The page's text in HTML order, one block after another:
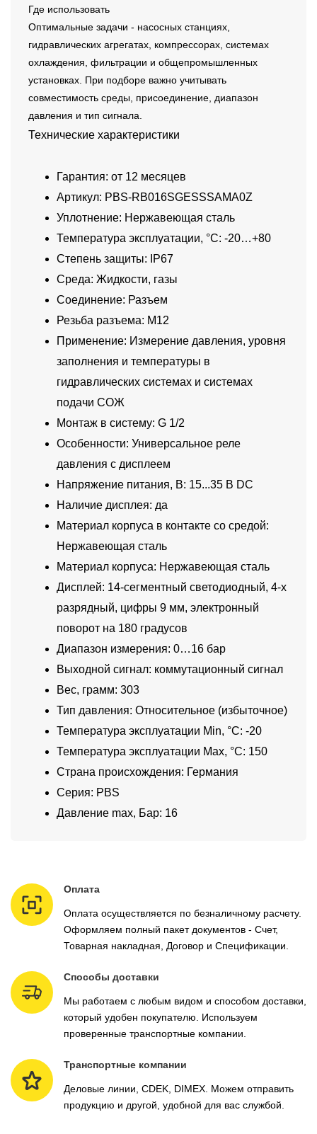
Где использовать
Оптимальные задачи - насосных станциях,
гидравлических агрегатах, компрессорах, системах
охлаждения, фильтрации и общепромышленных
установках. При подборе важно учитывать
совместимость среды, присоединение, диапазон
давления и тип сигнала.
Технические характеристики
Гарантия: от 12 месяцев
Артикул: PBS-RB016SGESSSAMA0Z
Уплотнение: Нержавеющая сталь
Температура эксплуатации, °C: -20…+80
Степень защиты: IP67
Среда: Жидкости, газы
Соединение: Разъем
Резьба разъема: M12
Применение: Измерение давления, уровня
заполнения и температуры в
гидравлических системах и системах
подачи СОЖ
Монтаж в систему: G 1/2
Особенности: Универсальное реле
давления с дисплеем
Напряжение питания, В: 15...35 В DC
Наличие дисплея: да
Материал корпуса в контакте со средой:
Нержавеющая сталь
Материал корпуса: Нержавеющая сталь
Дисплей: 14-сегментный светодиодный, 4-х
разрядный, цифры 9 мм, электронный
поворот на 180 градусов
Диапазон измерения: 0…16 бар
Выходной сигнал: коммутационный сигнал
Вес, грамм: 303
Тип давления: Относительное (избыточное)
Температура эксплуатации Min, °C: -20
Температура эксплуатации Max, °C: 150
Страна происхождения: Германия
Серия: PBS
Давление max, Бар: 16
Оплата
Оплата осуществляется по безналичному расчету.
Оформляем полный пакет документов - Счет,
Товарная накладная, Договор и Спецификации.
Способы доставки
Мы работаем с любым видом и способом доставки,
который удобен покупателю. Используем
проверенные транспортные компании.
Транспортные компании
Деловые линии, CDEK, DIMEX. Можем отправить
продукцию и другой, удобной для вас службой.